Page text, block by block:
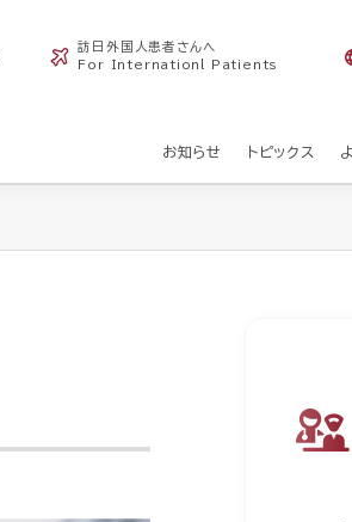
お知らせ トピックス
訪日外国人患者さんへ
For Internationl Patients